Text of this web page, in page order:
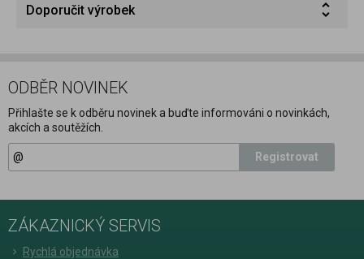
Doporučit výrobek
ODBĚR NOVINEK
Přihlašte se k odběru novinek a buďte informováni o novinkách,
akcích a soutěžích.
Registrovat
ZÁKAZNICKÝ SERVIS
Rychlá objednávka